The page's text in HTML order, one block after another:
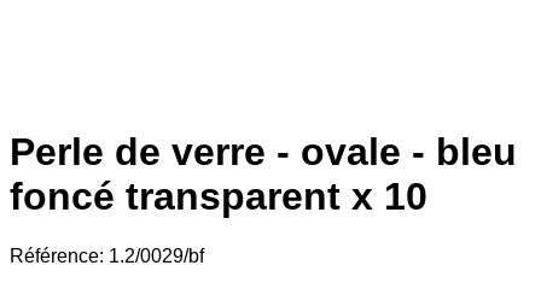
Perle de verre - ovale - bleu
foncé transparent x 10
Référence: 1.2/0029/bf